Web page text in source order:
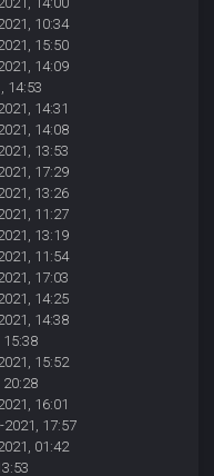
10:34
15:50
14:09
14:53
14:31
14:08
13:53
17:29
13:26
11:27
13:19
11:54
17:03
14:25
14:38
15:38
15:52
20:28
16:01
2021, 17:57
01:42